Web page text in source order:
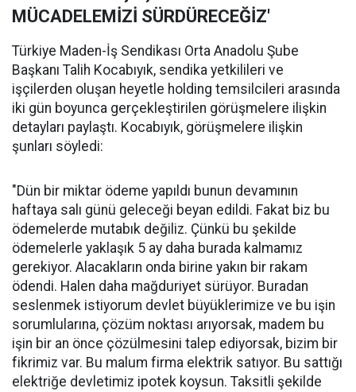
MÜCADELEMİZİ SÜRDÜRECEĞİZ'
Türkiye Maden-İş Sendikası Orta Anadolu Şube
Başkanı Talih Kocabıyık, sendika yetkilileri ve
işçilerden oluşan heyetle holding temsilcileri arasında
iki gün boyunca gerçekleştirilen görüşmelere ilişkin
detayları paylaştı. Kocabıyık, görüşmelere ilişkin
şunları söyledi:
"Dün bir miktar ödeme yapıldı bunun devamının
haftaya salı günü geleceği beyan edildi. Fakat biz bu
ödemelerde mutabık değiliz. Çünkü bu şekilde
ödemelerle yaklaşık 5 ay daha burada kalmamız
gerekiyor. Alacakların onda birine yakın bir rakam
ödendi. Halen daha mağduriyet sürüyor. Buradan
seslenmek istiyorum devlet büyüklerimize ve bu işin
sorumlularına, çözüm noktası arıyorsak, madem bu
işin bir an önce çözülmesini talep ediyorsak, bizim bir
fikrimiz var. Bu malum firma elektrik satıyor. Bu sattığı
elektriğe devletimiz ipotek koysun. Taksitli şekilde